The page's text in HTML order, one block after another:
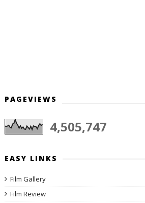
PAGEVIEWS
4,505,747
EASY LINKS
Film Gallery
Film Review